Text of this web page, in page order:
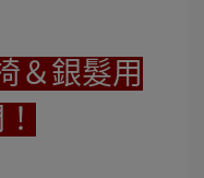
＆銀髮用